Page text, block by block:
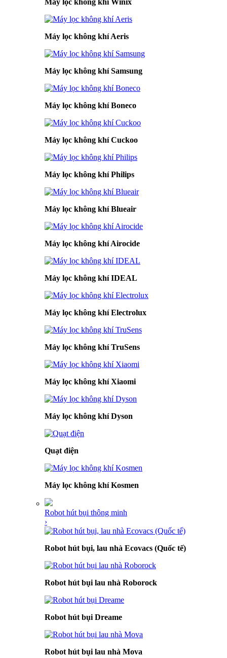
Máy lọc không khí Winix
Máy lọc không khí Aeris
Máy lọc không khí Samsung
Máy lọc không khí Boneco
Máy lọc không khí Cuckoo
Máy lọc không khí Philips
Máy lọc không khí Blueair
Máy lọc không khí Airocide
Máy lọc không khí IDEAL
Máy lọc không khí Electrolux
Máy lọc không khí TruSens
Máy lọc không khí Xiaomi
Máy lọc không khí Dyson
Quạt điện
Máy lọc không khí Kosmen
Robot hút bụi thông minh
›
Robot hút bụi, lau nhà Ecovacs (Quốc tế)
Robot hút bụi lau nhà Roborock
Robot hút bụi Dreame
Robot hút bụi lau nhà Mova